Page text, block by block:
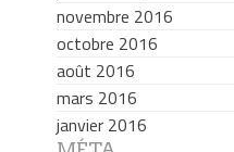
novembre 2016
octobre 2016
août 2016
mars 2016
janvier 2016